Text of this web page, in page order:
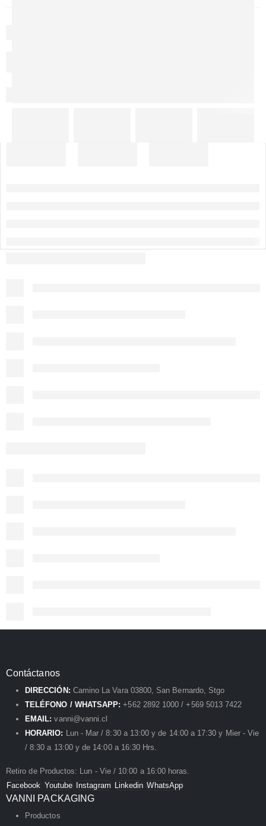
Contáctanos
DIRECCIÓN: Camino La Vara 03800, San Bernardo, Stgo
TELÉFONO / WHATSAPP: +562 2892 1000 / +569 5013 7422
EMAIL: vanni@vanni.cl
HORARIO: Lun - Mar / 8:30 a 13:00 y de 14:00 a 17:30 y Mier - Vie
/ 8:30 a 13:00 y de 14:00 a 16:30 Hrs.
Retiro de Productos: Lun - Vie / 10:00 a 16:00 horas.
Facebook Youtube Instagram Linkedin WhatsApp
VANNI PACKAGING
Productos